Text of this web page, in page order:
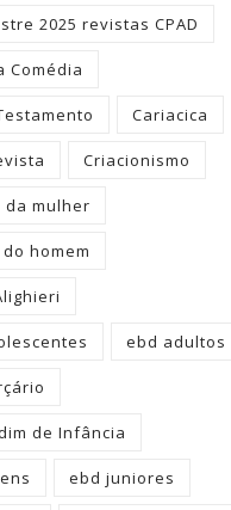
2025 revistas CPAD
Comédia
Cariacica
Criacionismo
da mulher
homem
ebd adultos
de Infância
ebd juniores